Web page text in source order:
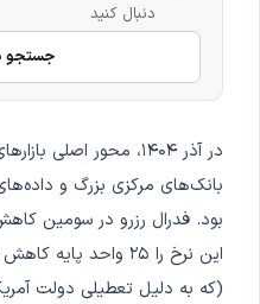
دنبال کنید
جستجو
در آذر ۱۴۰۴، محور
بانک‌های مرکزی بزرگ و
بود. فدرال رزرو در سومین
این نرخ را ۲۵ واحد
(که به دلیل تعطیلی دولت